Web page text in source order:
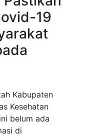
19
Kabupaten
Kesehatan
belum ada
di